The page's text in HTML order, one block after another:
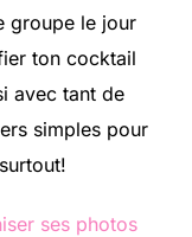
groupe le jour
ton cocktail
avec tant de
simples pour
ses photos